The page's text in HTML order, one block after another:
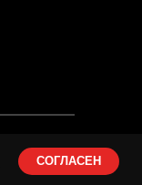
СОГЛАСЕН